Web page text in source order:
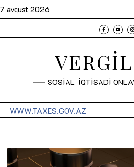
7 avqust 2026
SOSİAL-İQTİSADİ
WWW.TAXES.GOV.AZ